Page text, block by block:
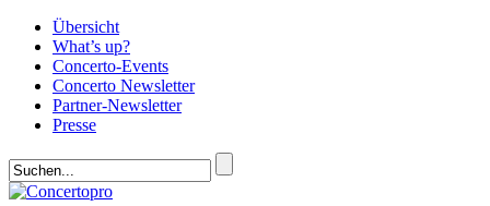
Übersicht
What’s up?
Concerto-Events
Concerto Newsletter
Partner-Newsletter
Presse